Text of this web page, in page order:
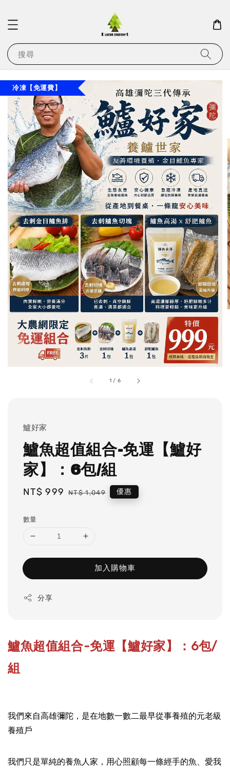
搜尋
1 / 6
冷凍【免運費】
鱸好家
鱸魚超值組合-免運【鱸好
家】：6包/組
Sale
NT$ 999 Regular
NT$ 1,049 優惠
數量
加入購物車
分享
鱸魚超值組合-免運【鱸好家】：6包/
組
我們來自高雄彌陀，是在地數一數二最早從事養殖的元老級
養殖戶
我們只是單純的養魚人家，用心照顧每一條經手的魚、愛我